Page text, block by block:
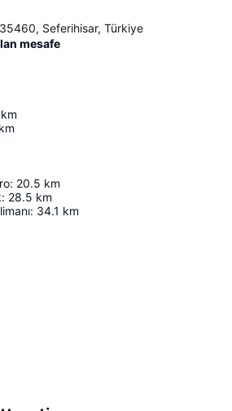
Seferihisar, Türkiye
mesafe
km
km
: 20.5 km
: 28.5 km
: 34.1 km